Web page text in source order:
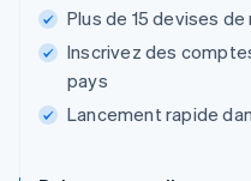
Plus de 15 devises
Inscrivez des
pays
Lancement rapide